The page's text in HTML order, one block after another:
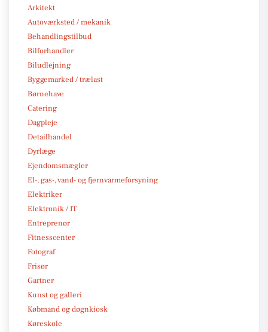
Arkitekt
Autoværksted / mekanik
Behandlingstilbud
Bilforhandler
Biludlejning
Byggemarked / trælast
Børnehave
Catering
Dagpleje
Detailhandel
Dyrlæge
Ejendomsmægler
El-, gas-, vand- og fjernvarmeforsyning
Elektriker
Elektronik / IT
Entreprenør
Fitnesscenter
Fotograf
Frisør
Gartner
Kunst og galleri
Købmand og døgnkiosk
Køreskole